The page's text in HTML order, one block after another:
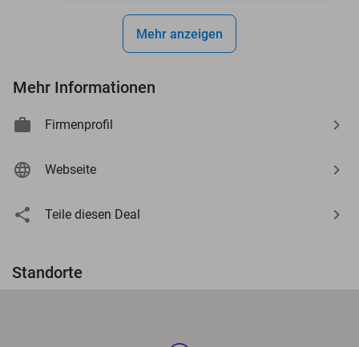
Mehr anzeigen
Mehr Informationen
Firmenprofil
Webseite
Teile diesen Deal
Standorte